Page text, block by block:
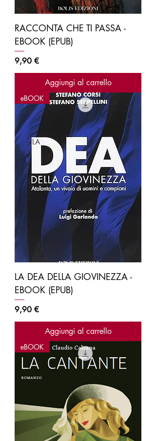
RACCONTA CHE TI PASSA -
EBOOK (EPUB)
Prezzo
9,90 €
Aggiungi al carrello
eBOOK
LA DEA DELLA GIOVINEZZA -
EBOOK (EPUB)
Prezzo
9,90 €
Aggiungi al carrello
eBOOK